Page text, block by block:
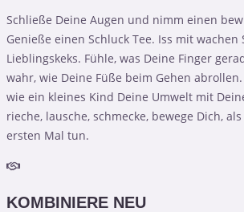
Schließe Deine Augen und nimm einen
Genieße einen Schluck Tee. Iss mit wachen
Lieblingskeks. Fühle, was Deine Finger
wahr, wie Deine Füße beim Gehen
wie ein kleines Kind Deine Umwelt mit
rieche, lausche, schmecke, bewege Dich,
ersten Mal tun.
KOMBINIERE NEU